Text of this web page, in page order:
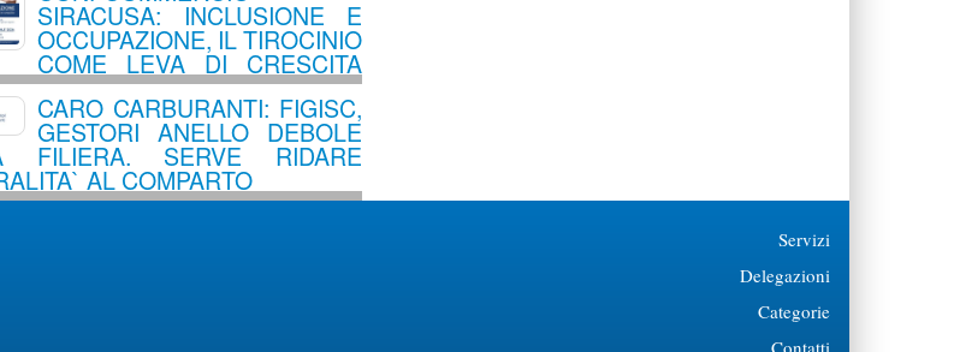
SIRACUSA: INCLUSIONE E
OCCUPAZIONE, IL TIROCINIO
COME LEVA DI CRESCITA
TERRITORIO
CARO CARBURANTI: FIGISC,
GESTORI ANELLO DEBOLE
FILIERA. SERVE RIDARE
AL COMPARTO
Servizi
Delegazioni
Categorie
Contatti